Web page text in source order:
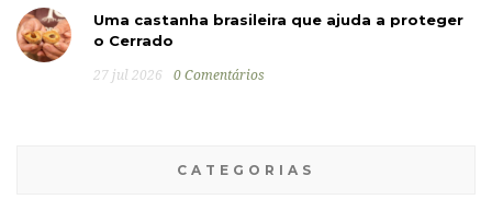
Uma castanha brasileira que ajuda a proteger
o Cerrado
27 jul 2026 0 Comentários
CATEGORIAS